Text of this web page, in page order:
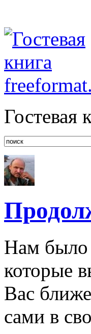
Гостевая
Нам было
которые
Вас
сами в